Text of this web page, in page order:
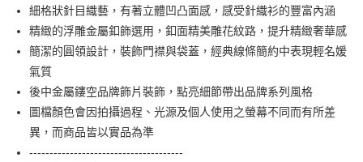
國泰世華商業銀行
兆豐國際商業銀行
臺灣中小企業銀行
台中商業銀行
匯豐（台灣）商業銀行
華泰商業銀行
聯邦商業銀行
遠東國際商業銀行
元大商業銀行
玉山商業銀行
星展（台灣）商業銀行
台新國際商業銀行
中國信託商業銀行
台灣樂天信用卡公司
街口支付
AFTEE先享後付
相關說明
【關於「AFTEE先享後付」】
AFTEE先享後付是「在收到商品之後才付款」的支付方式。 讓您購物簡單
便利好安心！
１．簡單：不需註冊會員、不需綁卡、不需儲值。
２．便利：只要手機號碼，簡訊認證，即可結帳。
細格狀針目織藝，有著立體凹凸面感，感受針織衫的豐富內涵
精緻的浮雕金屬釦飾選用，釦面精美雕花紋路，提升精緻奢華感
簡潔的圓領設計，裝飾門襟與袋蓋，經典線條簡約中表現輕名媛
氣質
後中金屬鏤空品牌飾片裝飾，點亮細節帶出品牌系列風格
圖檔顏色會因拍攝過程、光源及個人使用之螢幕不同而有所差
異，而商品皆以實品為準
--------------------------------------